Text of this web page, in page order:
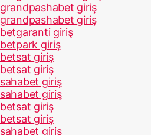
grandpashabet giriş
grandpashabet giriş
betgaranti giriş
betpark giriş
betsat giriş
betsat giriş
sahabet giriş
sahabet giriş
betsat giriş
betsat giriş
sahabet giriş